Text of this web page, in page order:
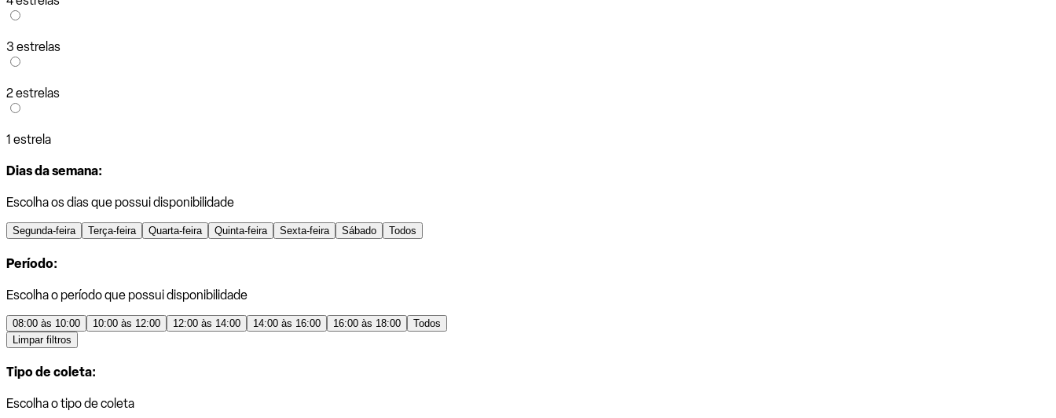
3 estrelas
2 estrelas
1 estrela
Dias da semana:
Escolha os dias que possui disponibilidade
Segunda-feira Terça-feira Quarta-feira Quinta-feira Sexta-feira Sábado Todos
Período:
Escolha o período que possui disponibilidade
08:00 às 10:00 10:00 às 12:00 12:00 às 14:00 14:00 às 16:00 16:00 às 18:00
Todos
Limpar filtros
Tipo de coleta:
Escolha o tipo de coleta